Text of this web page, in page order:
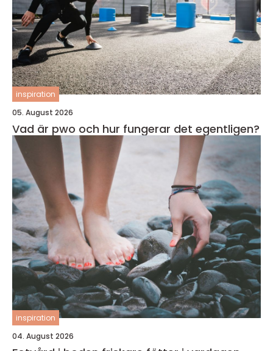
inspiration
05. August 2026
Vad är pwo och hur fungerar det egentligen?
inspiration
04. August 2026